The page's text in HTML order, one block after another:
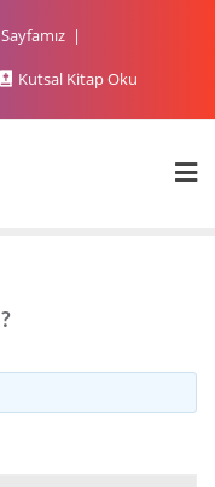
Kutsal Kitap Oku